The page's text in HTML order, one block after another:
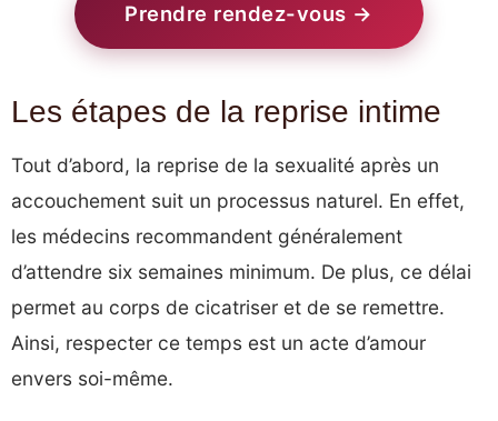
Prendre rendez-vous →
Les étapes de la reprise intime
Tout d’abord, la reprise de la sexualité après un
accouchement suit un processus naturel. En effet,
les médecins recommandent généralement
d’attendre six semaines minimum. De plus, ce délai
permet au corps de cicatriser et de se remettre.
Ainsi, respecter ce temps est un acte d’amour
envers soi-même.